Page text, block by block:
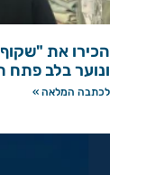
ונוער בלב פתח
לכתבה המלאה »